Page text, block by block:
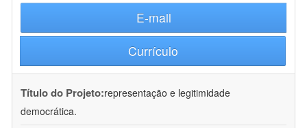
E-mail
Currículo
Título do Projeto:representação e legitimidade
democrática.